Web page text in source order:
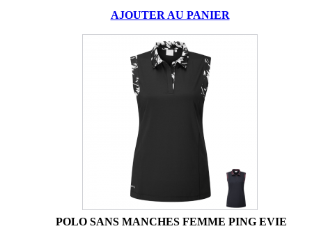
AJOUTER AU PANIER
POLO SANS MANCHES FEMME PING EVIE